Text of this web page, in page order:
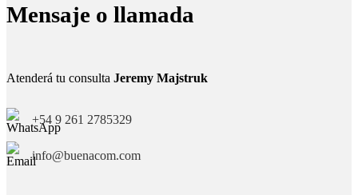
Mensaje o llamada
Atenderá tu consulta Jeremy Majstruk
+54 9 261 2785329
info@buenacom.com